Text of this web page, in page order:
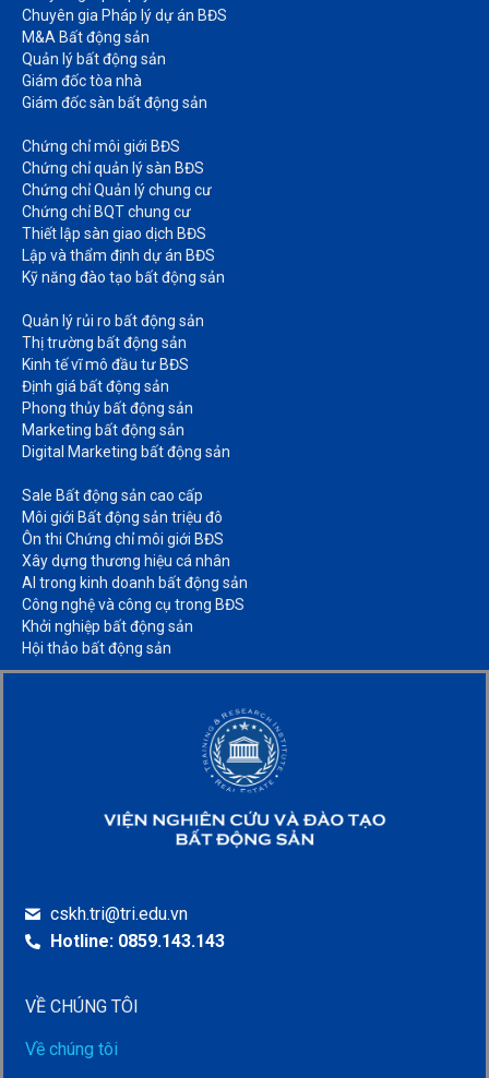
Chuyên gia Pháp lý dự án BĐS
M&A Bất động sản​
Quản lý bất động sản
Giám đốc tòa nhà​
Giám đốc sàn bất động sản
Chứng chỉ môi giới BĐS​
Chứng chỉ quản lý sàn BĐS
Chứng chỉ Quản lý chung cư​
Chứng chỉ BQT chung cư​
Thiết lập sàn giao dịch BĐS​
Lập và thẩm định dự án BĐS​
Kỹ năng đào tạo bất động sản​
Quản lý rủi ro bất động sản​
Thị trường bất động sản​
Kinh tế vĩ mô đầu tư BĐS​
Định giá bất động sản​
Phong thủy bất động sản​
Marketing bất động sản​
Digital Marketing bất động sản​
Sale Bất động sản cao cấp​
Môi giới Bất động sản triệu đô​
Ôn thi Chứng chỉ môi giới BĐS​
Xây dựng thương hiệu cá nhân​
AI trong kinh doanh bất động sản​
Công nghệ và công cụ trong BĐS​
Khởi nghiệp bất động sản​
Hội thảo bất động sản​
cskh.tri@tri.edu.vn
Hotline: 0859.143.143
VỀ CHÚNG TÔI
Về chúng tôi